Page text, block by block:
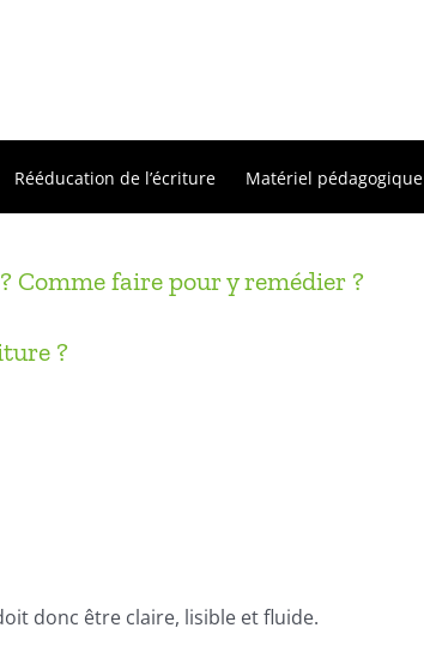
Rééducation de l’écriture Matériel pédagogique
Comme faire pour y remédier ?
?
donc être claire, lisible et fluide.